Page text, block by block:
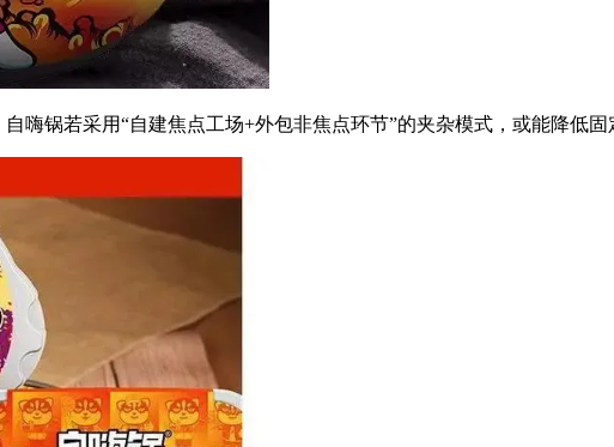
锅若采用“自建焦点工场+外包非焦点环节”的夹杂模式，或能降低固